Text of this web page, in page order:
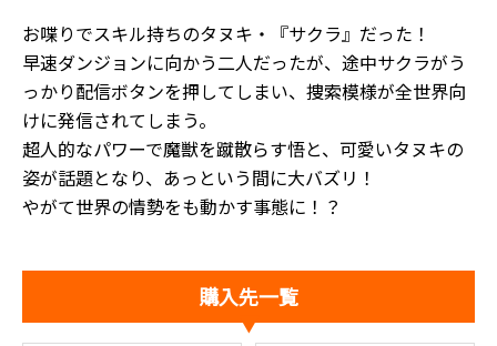
お喋りでスキル持ちのタヌキ・『サクラ』だった！
早速ダンジョンに向かう二人だったが、途中サクラがう
っかり配信ボタンを押してしまい、捜索模様が全世界向
けに発信されてしまう。
超人的なパワーで魔獣を蹴散らす悟と、可愛いタヌキの
姿が話題となり、あっという間に大バズリ！
やがて世界の情勢をも動かす事態に――！？
購入先一覧